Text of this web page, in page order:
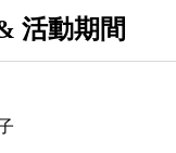
活動期間